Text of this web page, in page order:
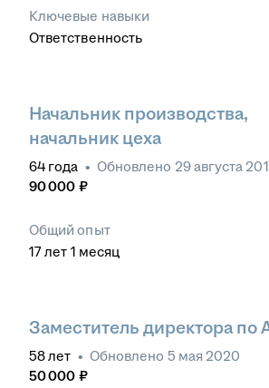
Ключевые навыки
Ответственность
Начальник производства,
начальник цеха
64 года • Обновлено 29 августа
90 000 ₽
Общий опыт
17лет 1 месяц
Заместитель директора по
58лет • Обновлено 5 мая 2020
50 000 ₽